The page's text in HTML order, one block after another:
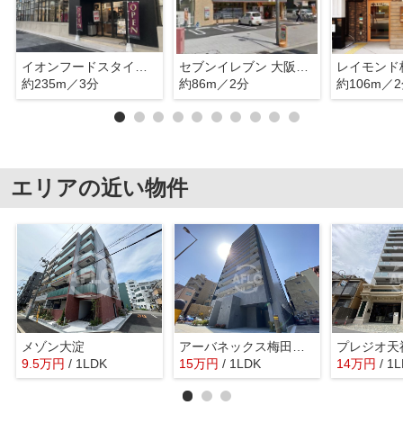
約235m／3分
約86m／2分
約106m／
エリアの近い物件
メゾン大淀
9.5万円 / 1LDK
15万円 / 1LDK
プレジオ
14万円 /